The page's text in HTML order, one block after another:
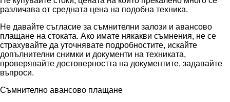
различава от средната цена на подобна техника.
Не давайте съгласие за съмнителни залози и авансово
плащане на стоката. Ако имате някакви съмнения, не се
страхувайте да уточнявате подробностите, искайте
допълнителни снимки и документи на техниката,
проверявайте достоверността на документите, задавайте
въпроси.
Съмнително авансово плащане